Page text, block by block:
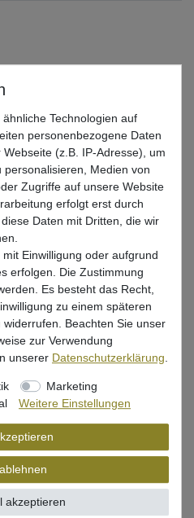
3-7 Tage (Ausland)
Liefertermins hier
den Warenkorb
Zange für das Schneiden
sowie das Hakenlösen
Technologien auf
personenbezogene Daten
(z.B. IP-Adresse), um
Medien von
Zugriffe auf unsere Website
erfolgt erst durch
Daten mit Dritten, die wir
Einwilligung oder aufgrund
erfolgen. Die Zustimmung
Es besteht das Recht,
zu einem späteren
Beachten Sie unser
zur Verwendung
unserer Daten­schutz­erklärung
Marketing
Weitere Einstellungen
akzeptieren